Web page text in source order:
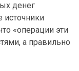
денег
источники
«операции эти
а правильно